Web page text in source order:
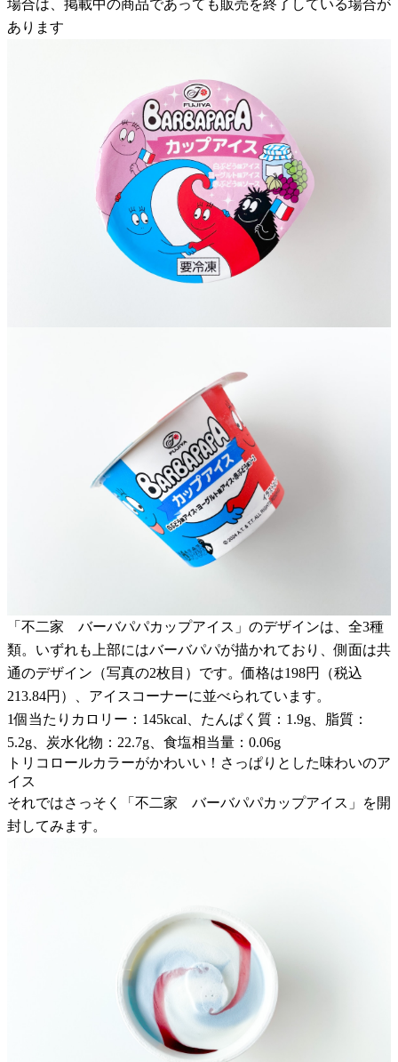
場合は、掲載中の商品であっても販売を終了している場合が
あります
「不二家 バーバパパカップアイス」のデザインは、全3種
類。いずれも上部にはバーバパパが描かれており、側面は共
通のデザイン（写真の2枚目）です。価格は198円（税込
213.84円）、アイスコーナーに並べられています。
1個当たりカロリー：145kcal、たんぱく質：1.9g、脂質：
5.2g、炭水化物：22.7g、食塩相当量：0.06g
トリコロールカラーがかわいい！さっぱりとした味わいのア
イス
それではさっそく「不二家 バーバパパカップアイス」を開
封してみます。